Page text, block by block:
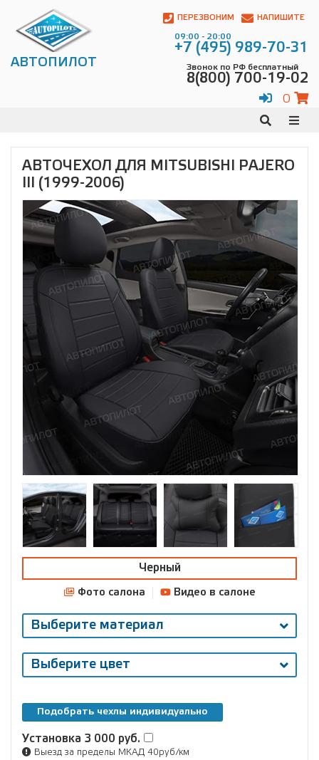
АВТОПИЛОТ
ПЕРЕЗВОНИМ НАПИШИТЕ
09:00 - 20:00
+7 (495) 989-70-31
Звонок по РФ бесплатный
8(800) 700-19-02
0
АВТОЧЕХОЛ ДЛЯ MITSUBISHI PAJERO
III (1999-2006)
Черный
Фото салона Видео в салоне
Выберите материал
Выберите цвет
Подобрать чехлы индивидуально
Установка 3 000 руб.
Выезд за пределы МКАД 40руб/км
Контакты:
Адрес:
Чагинская
700-
Телефон: +7
(495)
почта:
info@avtopilot1.ru